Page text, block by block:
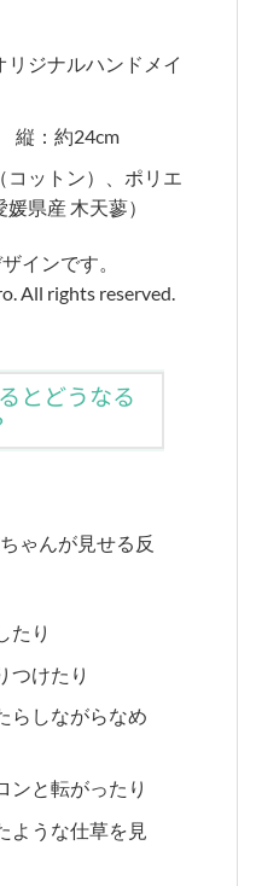
ジナルハンドメイ
：約24cm
ットン）、ポリエ
県産 木天蓼）
インです。
All rights reserved.
とどうなる
ゃんが見せる反
たり
つけたり
らしながらなめ
ンと転がったり
ような仕草を見